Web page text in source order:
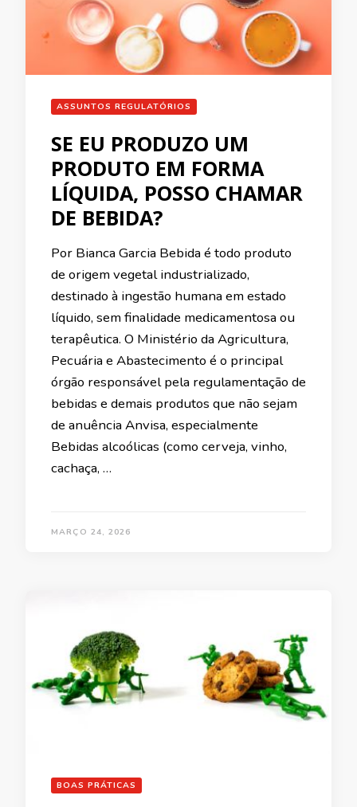
ASSUNTOS REGULATÓRIOS
SE EU PRODUZO UM
PRODUTO EM FORMA
LÍQUIDA, POSSO CHAMAR
DE BEBIDA?
Por Bianca Garcia Bebida é todo produto
de origem vegetal industrializado,
destinado à ingestão humana em estado
líquido, sem finalidade medicamentosa ou
terapêutica. O Ministério da Agricultura,
Pecuária e Abastecimento é o principal
órgão responsável pela regulamentação de
bebidas e demais produtos que não sejam
de anuência Anvisa, especialmente
Bebidas alcoólicas (como cerveja, vinho,
cachaça, …
MARÇO 24, 2026
BOAS PRÁTICAS